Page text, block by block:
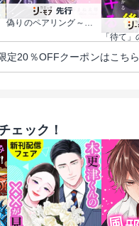
偽りのペアリング～偽装恋人になった元彼は過保護に私を溺愛する～
定20％OFFクーポンはこちら
ェック！